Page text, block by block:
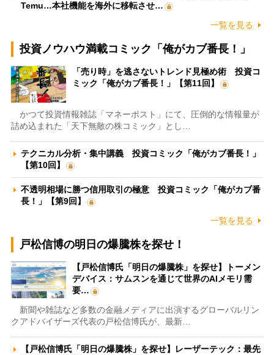
Temu…本社機能を海外に移転させ…
一覧を見る
投資ノウハウ満載コミック「俺がカブ番長！」
「売り時」を逃さないトレンド見極め術 投資コ
ミック「俺がカブ番長！」【第11回】
かつて投資情報雑誌「マネーポスト」にて、圧倒的な情報量が
詰め込まれた「天下無敵の株コミック」とし…
テクニカル分析・集中講義 投資コミック「俺がカブ番長！」
【第10回】
不透明相場に勝つ信用取引の極意 投資コミック「俺がカブ番
長！」【第9回】
一覧を見る
戸松信博の明日の爆騰株を探せ！
【戸松信博氏「明日の爆騰株」を探せ】トーメン
デバイス：サムスンを通じて世界のAIメモリ需
要…
新聞や雑誌など多数の金融メディアに出演するグローバルリン
クアドバイザーズ代表の戸松信博氏が、最新…
【戸松信博氏「明日の爆騰株」を探せ】レーザーテック：最先